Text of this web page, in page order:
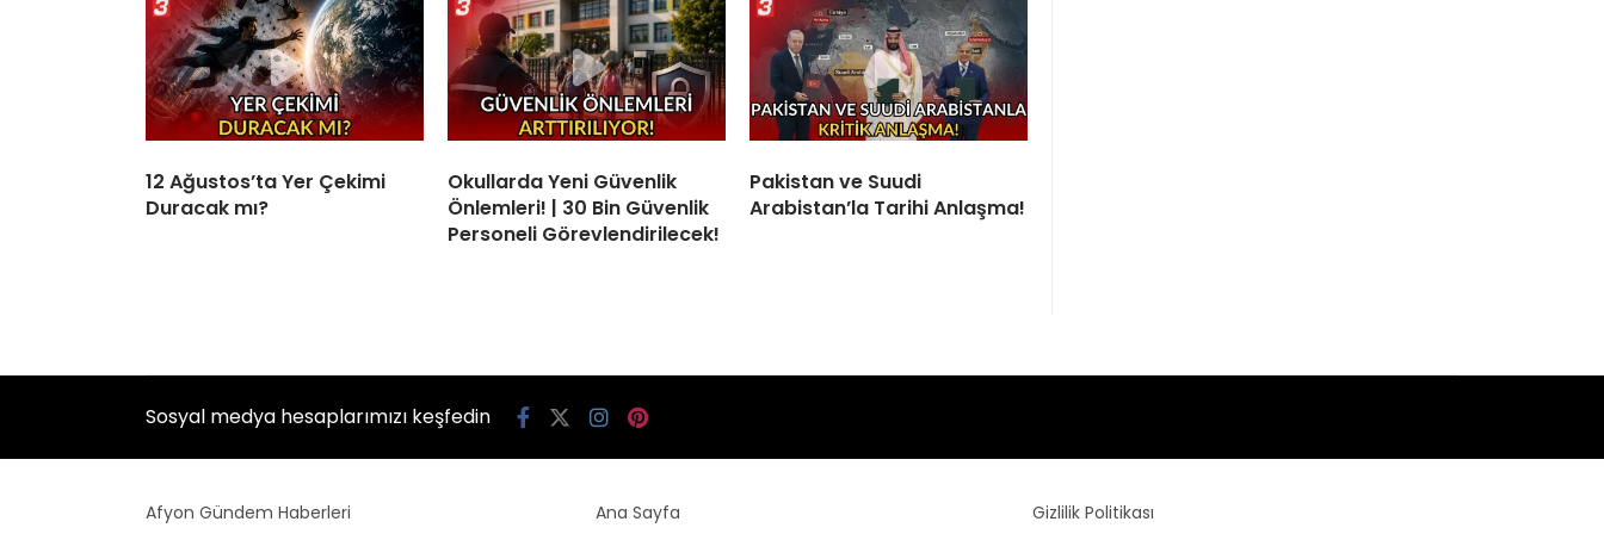
12 Ağustos’ta Yer Çekimi
Duracak mı?
Okullarda Yeni Güvenlik
Önlemleri! | 30 Bin Güvenlik
Personeli Görevlendirilecek!
Pakistan ve Suudi
Arabistan’la Tarihi Anlaşma!
Sosyal medya hesaplarımızı keşfedin
Afyon Gündem Haberleri Ana Sayfa Gizlilik Politikası